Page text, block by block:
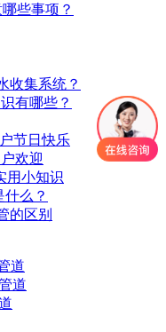
些事项？
收集系统？
有哪些？
节日快乐
欢迎
用小知识
么？
的区别
道
道